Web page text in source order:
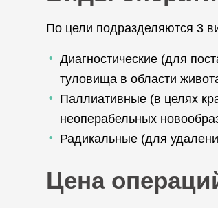
По цели подразделяются 3
Диагностические (для
туловища в области
Паллиативные (в целях
неоперабельных
Радикальные (для
Цена